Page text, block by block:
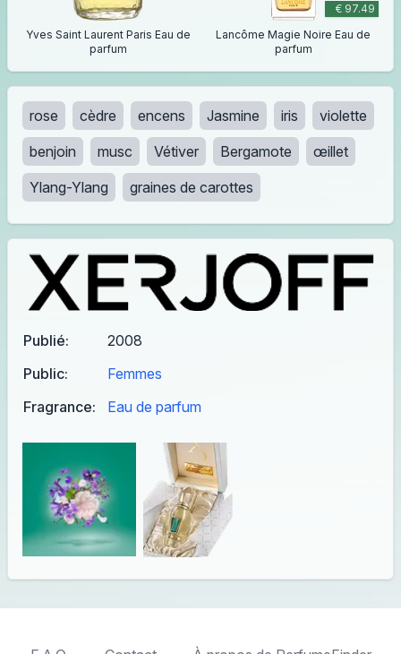
Publié:
2008
Public:
Femmes
Fragrance:
Eau de parfum
Yves Saint Laurent Paris Eau de
parfum
€ 97.49
Lancôme Magie Noire Eau de
parfum
rose cèdre encens Jasmine iris
violette
benjoin
musc Vétiver Bergamote
œillet
Ylang-Ylang
graines de carottes